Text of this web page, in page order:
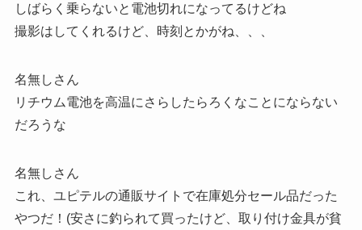
しばらく乗らないと電池切れになってるけどね
撮影はしてくれるけど、時刻とかがね、、、
名無しさん
リチウム電池を高温にさらしたらろくなことにならない
だろうな
名無しさん
これ、ユピテルの通販サイトで在庫処分セール品だった
やつだ！(安さに釣られて買ったけど、取り付け金具が貧